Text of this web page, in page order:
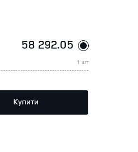
58 292.05
1 шт
Купити